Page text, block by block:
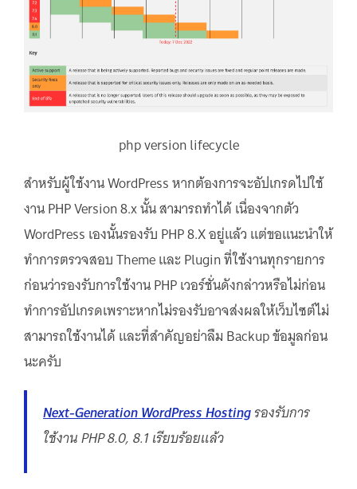
php version lifecycle
สำหรับผู้ใช้งาน WordPress หากต้องการจะอัปเกรดไปใช้
งาน PHP Version 8.x นั้น สามารถทำได้ เนื่องจากตัว
WordPress เองนั้นรองรับ PHP 8.X อยู่แล้ว แต่ขอแนะนำให้
ทำการตรวจสอบ Theme และ Plugin ที่ใช้งานทุกรายการ
ก่อนว่ารองรับการใช้งาน PHP เวอร์ชั่นดังกล่าวหรือไม่ก่อน
ทำการอัปเกรดเพราะหากไม่รองรับอาจส่งผลให้เว็บไซต์ไม่
สามารถใช้งานได้ และที่สำคัญอย่าลืม Backup ข้อมูลก่อน
นะครับ
Next-Generation WordPress Hostingรองรับการ
ใช้งาน PHP 8.0, 8.1 เรียบร้อยแล้ว